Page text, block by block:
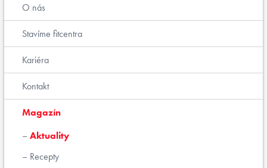
O nás
Stavíme fitcentra
Kariéra
Kontakt
Magazín
Aktuality
Recepty